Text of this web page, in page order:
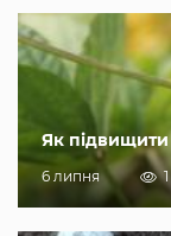
Як підвищити
6 липня